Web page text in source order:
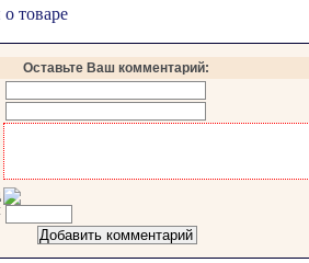
товаре
Оставьте Ваш комментарий: